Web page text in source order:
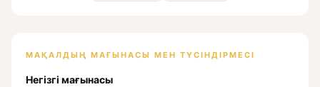
МАҚАЛДЫҢ МАҒЫНАСЫ МЕН ТҮСІНДІРМЕСІ
Негізгі мағынасы